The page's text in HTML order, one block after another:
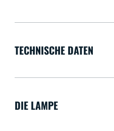
TECHNISCHE DATEN
DIE LAMPE